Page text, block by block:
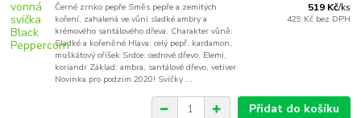
Černé zrnko pepře Směs pepře a zemitých
koření, zahalená ve vůni sladké ambry a
krémového santálového dřeva. Charakter vůně:
Sladké a kořeněné Hlava: celý pepř, kardamon,
muškátový oříšek Srdce: cedrové dřevo, Elemi,
koriandr Základ: ambra, santálové dřevo, vetiver
Novinka pro podzim 2020! Svíčky ...
519 Kč/ks
429 Kč bez DPH
Přidat do košíku